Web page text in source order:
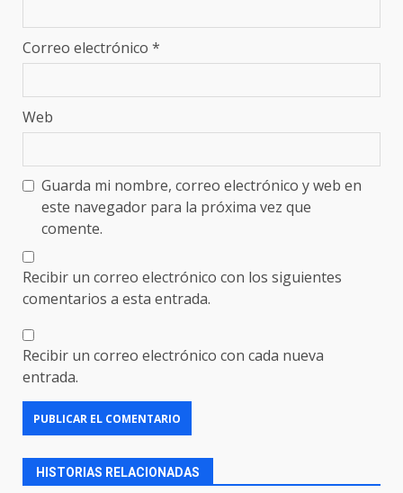
Correo electrónico *
Web
Guarda mi nombre, correo electrónico y web en
este navegador para la próxima vez que
comente.
Recibir un correo electrónico con los siguientes
comentarios a esta entrada.
Recibir un correo electrónico con cada nueva
entrada.
HISTORIAS RELACIONADAS